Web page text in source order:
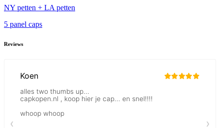
NY petten + LA petten
5 panel caps
Reviews